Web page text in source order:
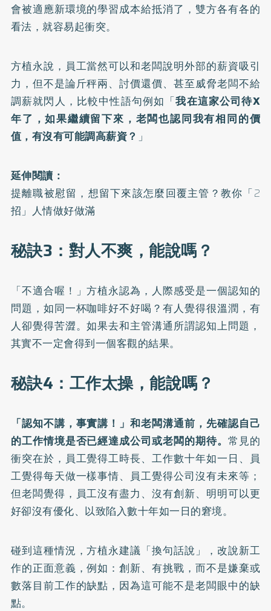
會被適應新環境的學習成本給抵消了，雙方各有各的
看法，就容易起衝突。
方植永說，員工當然可以和老闆說明外部的薪資吸引
力，但不是論斤秤兩、討價還價、甚至威脅老闆不給
調薪就閃人，比較中性語句例如「我在這家公司待X
年了，如果繼續留下來，老闆也認同我有相同的價
值，有沒有可能調高薪資？ 」
延伸閱讀：
提離職被慰留，想留下來該怎麼回覆主管？教你「2
招」人情做好做滿
秘訣3：對人不爽，能說嗎？
「不適合喔！」方植永認為，人際感受是一個認知的
問題，如同一杯咖啡好不好喝？有人覺得很溫潤，有
人卻覺得苦澀。如果去和主管溝通所謂認知上問題，
其實不一定會得到一個客觀的結果。
秘訣4：工作太操，能說嗎？
「認知不講，事實講！」和老闆溝通前，先確認自己
的工作情境是否已經達成公司或老闆的期待。 常見的
衝突在於，員工覺得工時長、工作數十年如一日、員
工覺得每天做一樣事情、員工覺得公司沒有未來等；
但老闆覺得，員工沒有盡力、沒有創新、明明可以更
好卻沒有優化、以致陷入數十年如一日的窘境。
碰到這種情況，方植永建議「換句話說」，改說新工
作的正面意義，例如：創新、有挑戰，而不是嫌棄或
數落目前工作的缺點，因為這可能不是老闆眼中的缺
點。